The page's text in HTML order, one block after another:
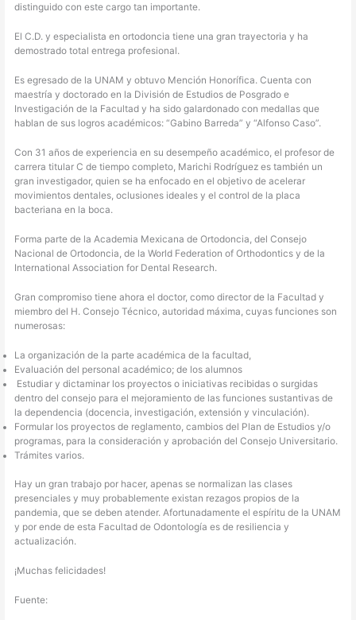
distinguido con este cargo tan importante.
El C.D. y especialista en ortodoncia tiene una gran trayectoria y ha
demostrado total entrega profesional.
Es egresado de la UNAM y obtuvo Mención Honorífica. Cuenta con
maestría y doctorado en la División de Estudios de Posgrado e
Investigación de la Facultad y ha sido galardonado con medallas que
hablan de sus logros académicos: “Gabino Barreda” y “Alfonso Caso”.
Con 31 años de experiencia en su desempeño académico, el profesor de
carrera titular C de tiempo completo, Marichi Rodríguez es también un
gran investigador, quien se ha enfocado en el objetivo de acelerar
movimientos dentales, oclusiones ideales y el control de la placa
bacteriana en la boca.
Forma parte de la Academia Mexicana de Ortodoncia, del Consejo
Nacional de Ortodoncia, de la World Federation of Orthodontics y de la
International Association for Dental Research.
Gran compromiso tiene ahora el doctor, como director de la Facultad y
miembro del H. Consejo Técnico, autoridad máxima, cuyas funciones son
numerosas:
La organización de la parte académica de la facultad,
Evaluación del personal académico; de los alumnos
Estudiar y dictaminar los proyectos o iniciativas recibidas o surgidas
dentro del consejo para el mejoramiento de las funciones sustantivas de
la dependencia (docencia, investigación, extensión y vinculación).
Formular los proyectos de reglamento, cambios del Plan de Estudios y/o
programas, para la consideración y aprobación del Consejo Universitario.
Trámites varios.
Hay un gran trabajo por hacer, apenas se normalizan las clases
presenciales y muy probablemente existan rezagos propios de la
pandemia, que se deben atender. Afortunadamente el espíritu de la UNAM
y por ende de esta Facultad de Odontología es de resiliencia y
actualización.
¡Muchas felicidades!
Fuente: